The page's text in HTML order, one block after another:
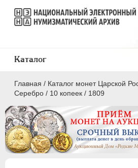
Главная / Каталог монет Царской
Серебро / 10 копеек / 1809
Каталог
ПEТР I 1699 - 1725